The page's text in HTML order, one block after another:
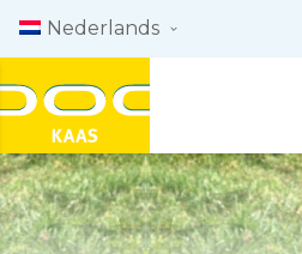
Nederlands